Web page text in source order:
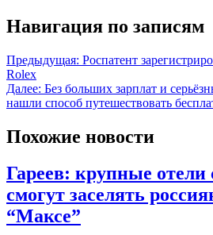
Навигация по записям
Предыдущая: Роспатент
Rolex
Далее: Без больших зарплат и
нашли способ путешествовать
Похожие новости
Гареев: крупные отели
смогут заселять
“Максе”